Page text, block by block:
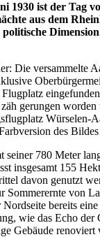
1930 ist der Tag
aus dem
Die versammelte
gerungen worden
Würselen-
des
seiner 780 Meter
insgesamt 155
davon genutzt
Sommerernte von
bereits eine
wie das Echo der
Gebäude renoviert